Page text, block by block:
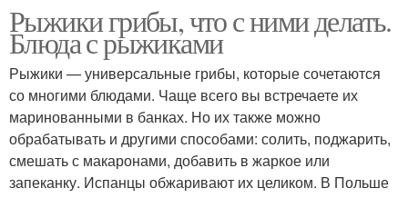
Рыжики грибы, что с ними делать.
Блюда с рыжиками
Рыжики — универсальные грибы, которые сочетаются
со многими блюдами. Чаще всего вы встречаете их
маринованными в банках. Но их также можно
обрабатывать и другими способами: солить, поджарить,
смешать с макаронами, добавить в жаркое или
запеканку. Испанцы обжаривают их целиком. В Польше